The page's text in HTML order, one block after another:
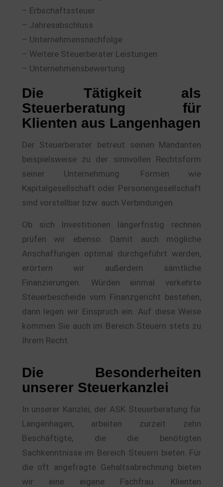
– Erbschaftssteuer
– Jahresabschluss
– Unternehmensnachfolge
– Weitere Steuerberater Leistungen
– Unternehmensbewertung
Die Tätigkeit als
Steuerberatung für
Klienten aus Langenhagen
Der Steuerberater betreut seinen Mandanten
beispielsweise zu der sinnvollen Rechtsform
seiner Unternehmung. Formen wie
Kapitalgesellschaft oder Personengesellschaft
sind vorstellbar bzw. auch Verbindungen.
Ob sich Investitionen längerfristig rechnen
prüfen wir ebenso. Damit auch mögliche
Anschaffungen optimal durchgeführt werden,
erörtern wir außerdem sämtliche
Finanzierungen. Würden einmal verkehrte
Steuerbescheide vom Finanzgericht bestehen,
dann legen wir Einspruch ein. Auf diese Weise
kommen Sie auch im Bereich Steuern stets zu
Ihrem Recht.
Die Besonderheiten
unserer Steuerkanzlei
In unserer Kanzlei, der ASK Steuerberatung für
Langenhagen, arbeiten zurzeit zehn
Beschäftigte, die die benötigten
Sachkenntnisse im Bereich Steuern bieten. Für
die oft angefragte Gehaltsabrechnung bieten
wir eine eigene Fachfrau. Klienten